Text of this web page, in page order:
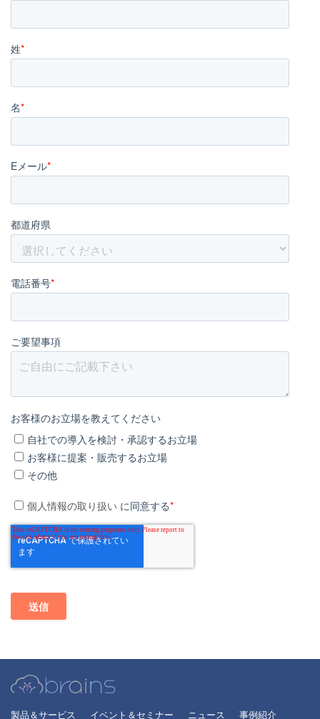
姓*
名*
Eメール*
都道府県
電話番号*
ご要望事項
お客様のお立場を教えてください
自社での導入を検討・承認するお立場
お客様に提案・販売するお立場
その他
個人情報の取り扱い に同意する*
製品＆サービス イベント＆セミナー ニュース 事例紹介